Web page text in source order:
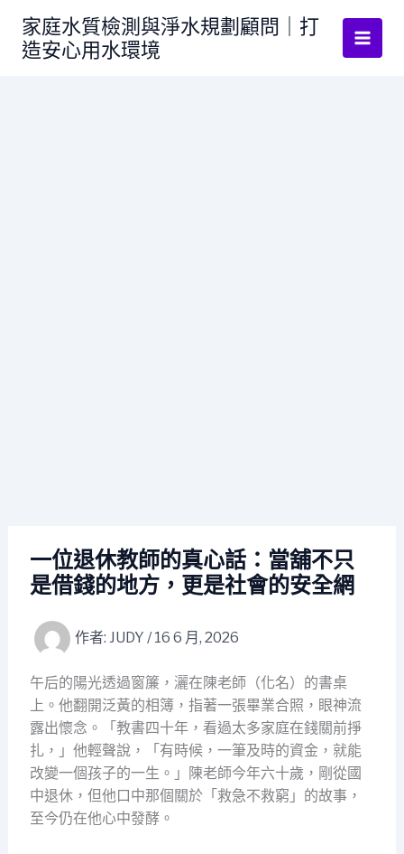
家庭水質檢測與淨水規劃顧問｜打
造安心用水環境
一位退休教師的真心話：當舖不只
是借錢的地方，更是社會的安全網
作者: JUDY /16 6 月, 2026
午后的陽光透過窗簾，灑在陳老師（化名）的書桌
上。他翻開泛黃的相簿，指著一張畢業合照，眼神流
露出懷念。「教書四十年，看過太多家庭在錢關前掙
扎，」他輕聲說，「有時候，一筆及時的資金，就能
改變一個孩子的一生。」陳老師今年六十歲，剛從國
中退休，但他口中那個關於「救急不救窮」的故事，
至今仍在他心中發酵。